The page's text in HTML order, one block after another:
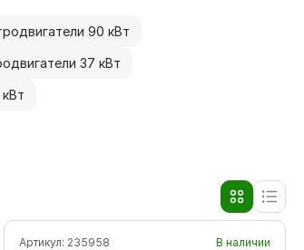
90 кВт
37 кВт
Артикул: 235958 В наличии